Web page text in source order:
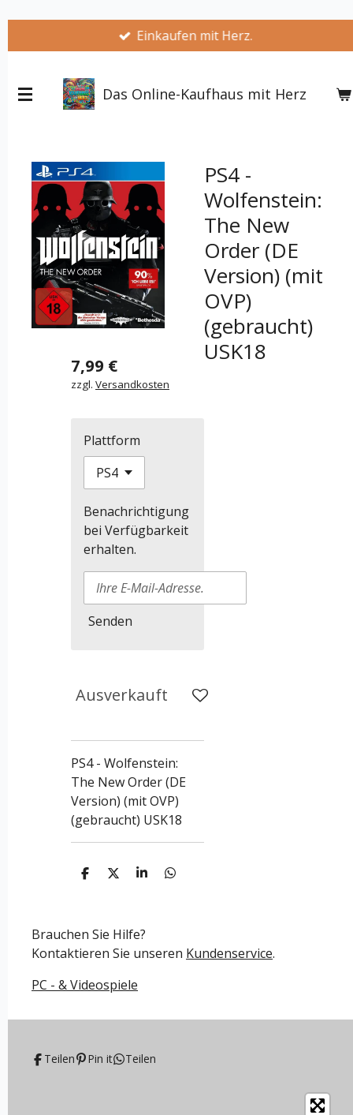
springen
Einkaufen mit Herz.
Das Online-Kaufhaus mit Herz
PS4 -
Wolfenstein:
The New
Order (DE
Version) (mit
OVP)
(gebraucht)
USK18
7,99 €
zzgl. Versandkosten
Plattform
Benachrichtigung
bei Verfügbarkeit
erhalten.
Senden
Ausverkauft
PS4 - Wolfenstein:
The New Order (DE
Version) (mit OVP)
(gebraucht) USK18
T
n
T
e
n
T
e
n
T
Brauchen Sie Hilfe?
Kontaktieren Sie unseren Kundenservice.
PC - & Videospiele
Teilen Pin it Teilen